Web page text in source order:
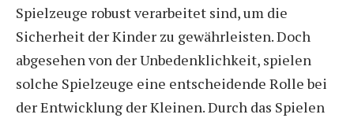
Spielzeuge robust verarbeitet sind, um die
Sicherheit der Kinder zu gewährleisten. Doch
abgesehen von der Unbedenklichkeit, spielen
solche Spielzeuge eine entscheidende Rolle bei
der Entwicklung der Kleinen. Durch das Spielen